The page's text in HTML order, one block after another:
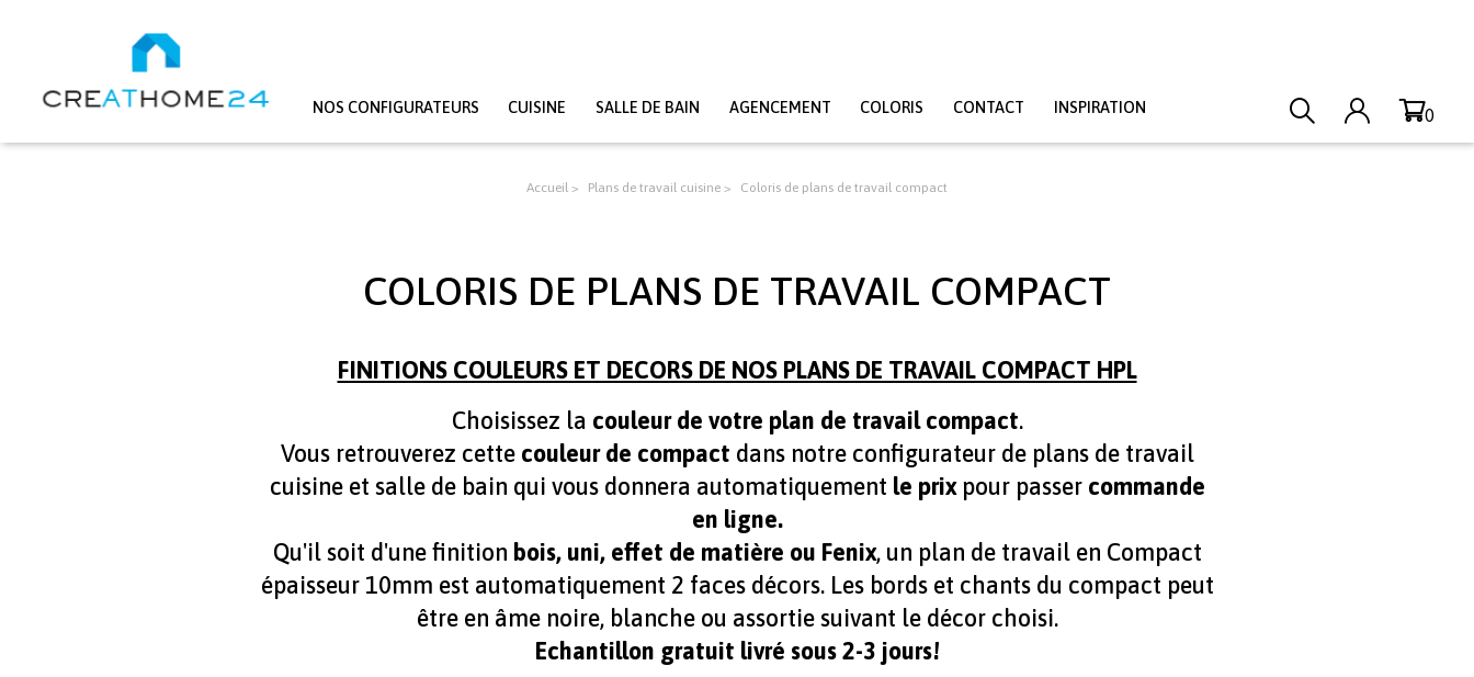
NOS CONFIGURATEURS CUISINE SALLE DE BAIN AGENCEMENT COLORIS CONTACT INSPIRATION 0
Accueil Plans de travail cuisine Coloris de plans de travail compact
COLORIS DE PLANS DE TRAVAIL COMPACT
FINITIONS COULEURS ET DECORS DE NOS PLANS DE TRAVAIL COMPACT HPL
Choisissez la couleur de votre plan de travail compact.
Vous retrouverez cette couleur de compact dans notre configurateur de plans de travail
cuisine et salle de bain qui vous donnera automatiquement le prixpour passercommande
en ligne.
Qu'il soit d'une finition bois, uni, effet de matière ou Fenix, un plan de travail en Compact
épaisseur 10mm est automatiquement 2 faces décors. Les bords et chants du compact peut
être en âme noire, blanche ou assortie suivant le décor choisi.
Echantillon gratuit livré sous 2-3 jours!